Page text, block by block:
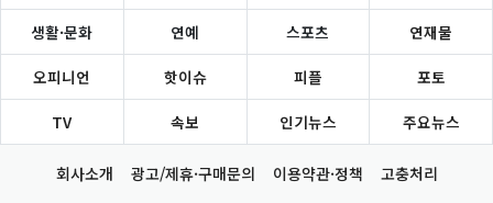
생활·문화 연예 스포츠 연재물
오피니언 핫이슈 피플 포토
TV 속보 인기뉴스 주요뉴스
회사소개 광고/제휴·구매문의 이용약관·정책 고충처리